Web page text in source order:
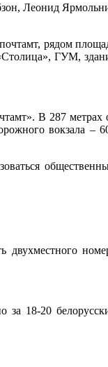
Леонид
рядом
ГУМ,
В 287 метрах
вокзала –
двухместного
за 18-20